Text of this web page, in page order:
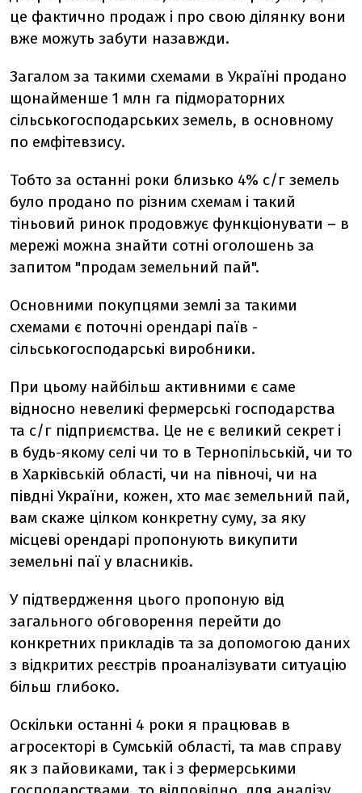
це фактично продаж і про свою ділянку вони
вже можуть забути назавжди.
Загалом за такими схемами в Україні продано
щонайменше 1 млн га підмораторних
сільськогосподарських земель, в основному
по емфітевзису.
Тобто за останні роки близько 4% с/г земель
було продано по різним схемам і такий
тіньовий ринок продовжує функціонувати – в
мережі можна знайти сотні оголошень за
запитом "продам земельний пай".
Основними покупцями землі за такими
схемами є поточні орендарі паїв -
сільськогосподарські виробники.
При цьому найбільш активними є саме
відносно невеликі фермерські господарства
та с/г підприємства. Це не є великий секрет і
в будь-якому селі чи то в Тернопільській, чи то
в Харківській області, чи на півночі, чи на
півдні України, кожен, хто має земельний пай,
вам скаже цілком конкретну суму, за яку
місцеві орендарі пропонують викупити
земельні паї у власників.
У підтвердження цього пропоную від
загального обговорення перейти до
конкретних прикладів та за допомогою даних
з відкритих реєстрів проаналізувати ситуацію
більш глибоко.
Оскільки останні 4 роки я працював в
агросекторі в Сумській області, та мав справу
як з пайовиками, так і з фермерськими